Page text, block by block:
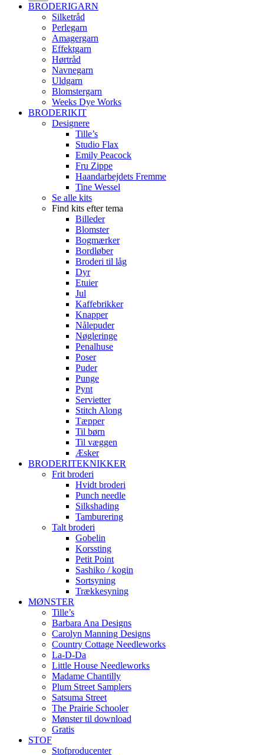
BRODERIGARN
Silketråd
Perlegarn
Amagergarn
Effektgarn
Hørtråd
Navnegarn
Uldgarn
Blomstergarn
Weeks Dye Works
BRODERIKIT
Designere
Tille’s
Studio Flax
Emily Peacock
Fru Zippe
Haandarbejdets Fremme
Tine Wessel
Se alle kits
Find kits efter tema
Billeder
Blomster
Bogmærker
Bordløber
Broderi til låg
Dyr
Etuier
Jul
Kaffebrikker
Knapper
Nålepuder
Nøgleringe
Penalhuse
Poser
Puder
Punge
Pynt
Servietter
Stitch Along
Tæpper
Til børn
Til væggen
Æsker
BRODERITEKNIKKER
Frit broderi
Hvidt broderi
Punch needle
Silkshading
Tamburering
Talt broderi
Gobelin
Korssting
Petit Point
Sashiko / kogin
Sortsyning
Trækkesyning
MØNSTER
Tille’s
Barbara Ana Designs
Carolyn Manning Designs
Country Cottage Needleworks
La-D-Da
Little House Needleworks
Madame Chantilly
Plum Street Samplers
Satsuma Street
The Prairie Schooler
Mønster til download
Gratis
STOF
Stofproducenter